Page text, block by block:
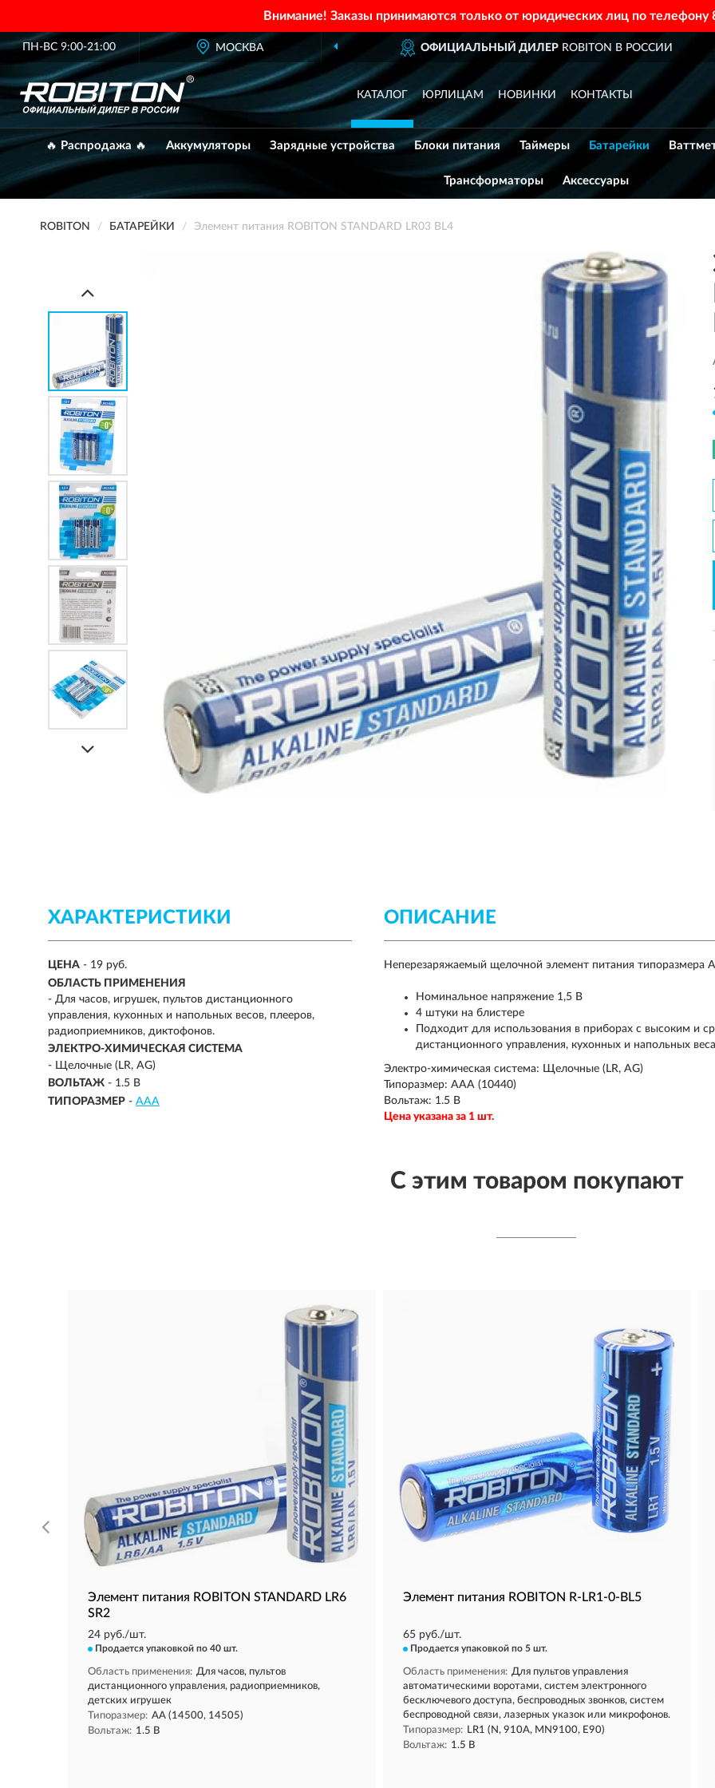
Внимание! Заказы принимаются только от юридических лиц по телефону
ПН-ВС 9:00-21:00 МОСКВА ОФИЦИАЛЬНЫЙ ДИЛЕРROBITON В РОССИИ
КАТАЛОГ ЮРЛИЦАМ НОВИНКИ КОНТАКТЫ
🔥 Распродажа 🔥 Аккумуляторы Зарядные устройства Блоки питания Таймеры Батарейки
Трансформаторы Аксессуары
ROBITON БАТАРЕЙКИ Элемент питания ROBITON STANDARD LR03 BL4
ХАРАКТЕРИСТИКИ
ЦЕНА - 19 руб.
ОБЛАСТЬ ПРИМЕНЕНИЯ
- Для часов, игрушек, пультов дистанционного
управления, кухонных и напольных весов, плееров,
радиоприемников, диктофонов.
ЭЛЕКТРО-ХИМИЧЕСКАЯ СИСТЕМА
- Щелочные (LR, AG)
ВОЛЬТАЖ - 1.5 В
ТИПОРАЗМЕР - AAA
ОПИСАНИЕ
Неперезаряжаемый щелочной элемент питания типоразмера
Номинальное напряжение 1,5 В
4 штуки на блистере
Подходит для использования в приборах с высоким и
дистанционного управления, кухонных и напольных
Электро-химическая система: Щелочные (LR, AG)
Типоразмер: AAA (10440)
Вольтаж: 1.5 В
Цена указана за 1 шт.
С этим товаром покупают
Элемент питания ROBITON STANDARD LR6
SR2
24 руб./шт.
Продается упаковкой по 40 шт.
Область применения: Для часов, пультов
дистанционного управления, радиоприемников,
детских игрушек
Типоразмер: AA (14500, 14505)
Вольтаж: 1.5 В
Элемент питания ROBITON R-LR1-0-BL5
65 руб./шт.
Продается упаковкой по 5 шт.
Область применения: Для пультов управления
автоматическими воротами, систем электронного
бесключевого доступа, беспроводных звонков, систем
беспроводной связи, лазерных указок или микрофонов.
Типоразмер: LR1 (N, 910A, MN9100, E90)
Вольтаж: 1.5 В